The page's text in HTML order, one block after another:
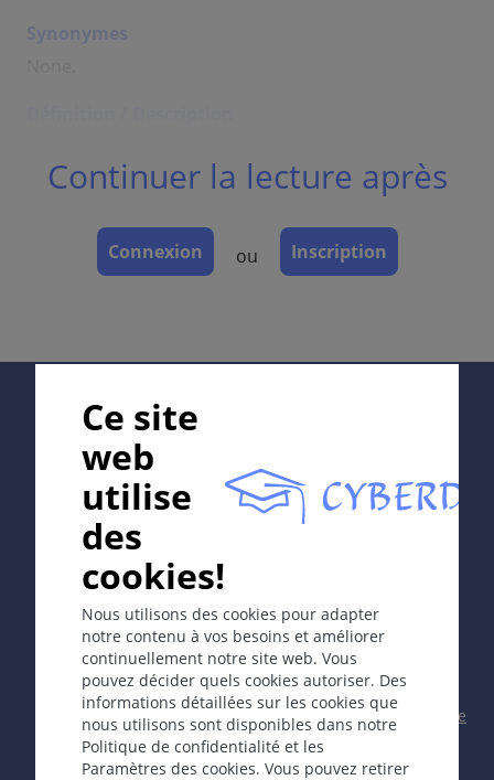
Synonymes
extending no further than papillary dermis.
Size: mm to cm.
Mucosal erosions.
Often covered with crust, on rare occasions may
heal with dyspigmentation.
Associated with vesicles, bullae, pustules.
Commentaire / Explication
Superficial lesion which heals without atrophy or
scarring because epidermis is capable of completely
regenerating.
Dermatoses typiques
Continuer la lecture après
Connexion ou Inscription
Ce site
web
utilise
des
cookies!
Nous utilisons des cookies pour adapter
notre contenu à vos besoins et améliorer
continuellement notre site web. Vous
pouvez décider quels cookies autoriser. Des
informations détaillées sur les cookies que
nous utilisons sont disponibles dans notre
Politique de confidentialité et les
Paramètres des cookies. Vous pouvez retirer
In collaboration with Erasmus+ hEduLearnIt editorial
Copyright © 2003-2026 CYBERDERM Editorial Group -
Rédacteur fondateur Guenter Burg, M.D.- Concept et
coordination par Vahid Djamei, Zurich
All rights reserved.
Contact |Impressum|Soutenu par|
Politique
de confidentialité|Conditions
d'utilisation|Avis de non-responsabilité